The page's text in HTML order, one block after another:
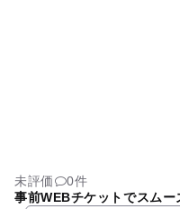
未評価
0件
事前WEBチケットでスムー